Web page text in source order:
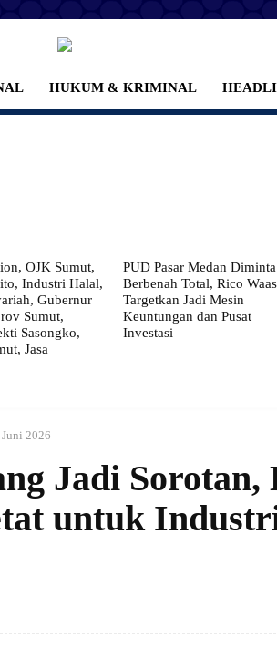
HUKUM & KRIMINAL
OJK Sumut,
Industri Halal,
Gubernur
Sumut,
Sasongko,
Jasa
PUD Pasar Medan Diminta
Berbenah Total, Rico Waas
Targetkan Jadi Mesin
Keuntungan dan Pusat
Investasi
2026
Jadi Sorotan,
untuk